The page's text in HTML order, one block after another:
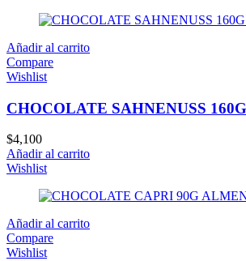
Añadir al carrito
Compare
Wishlist
CHOCOLATE SAHNENUSS
$4,100
Añadir al carrito
Wishlist
Añadir al carrito
Compare
Wishlist